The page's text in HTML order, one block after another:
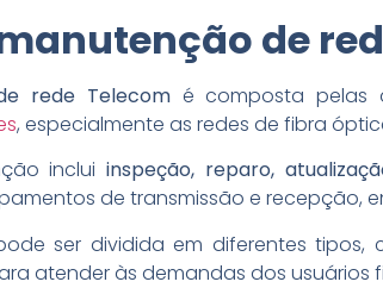
de
rede Telecomé composta pelas
, especialmente as redes de fibra
incluiinspeção, reparo,
de transmissão e recepção,
ser dividida em diferentes
atender às demandas dos usuários